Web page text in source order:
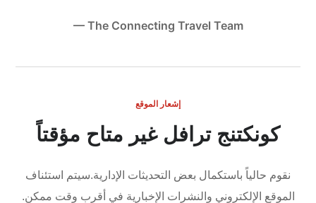
— The Connecting Travel Team
إشعار الموقع
كونكتنج ترافل غير متاح مؤقتاً
نقوم حالياً باستكمال بعض التحديثات الإدارية.سيتم استئناف
الموقع الإلكتروني والنشرات الإخبارية في أقرب وقت ممكن.